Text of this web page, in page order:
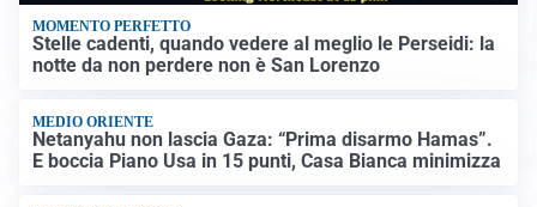
MOMENTO PERFETTO
Stelle cadenti, quando vedere al meglio le Perseidi: la
notte da non perdere non è San Lorenzo
MEDIO ORIENTE
Netanyahu non lascia Gaza: “Prima disarmo Hamas”.
E boccia Piano Usa in 15 punti, Casa Bianca minimizza